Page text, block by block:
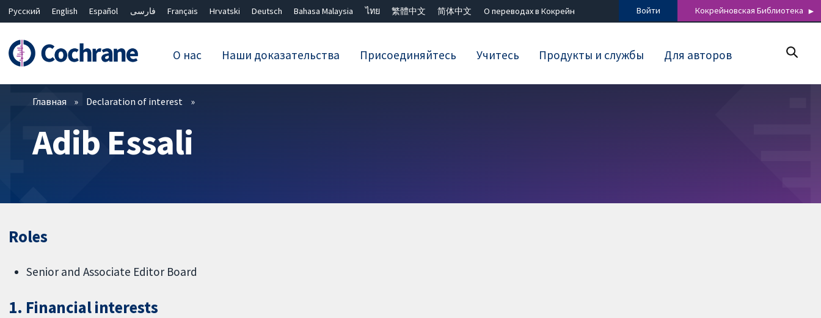
Русский English Español فارسی Français Hrvatski Deutsch Bahasa Malaysia ไทย 繁體中文 简体中文 О переводах в Кокрейн Войти Кокрейновская Библиотека
О нас Наши доказательства Присоединяйтесь Учитесь Продукты и службы Для авторов
Фильтры
Главная Declaration of interest
Adib Essali
Roles
Senior and Associate Editor Board
1. Financial interests